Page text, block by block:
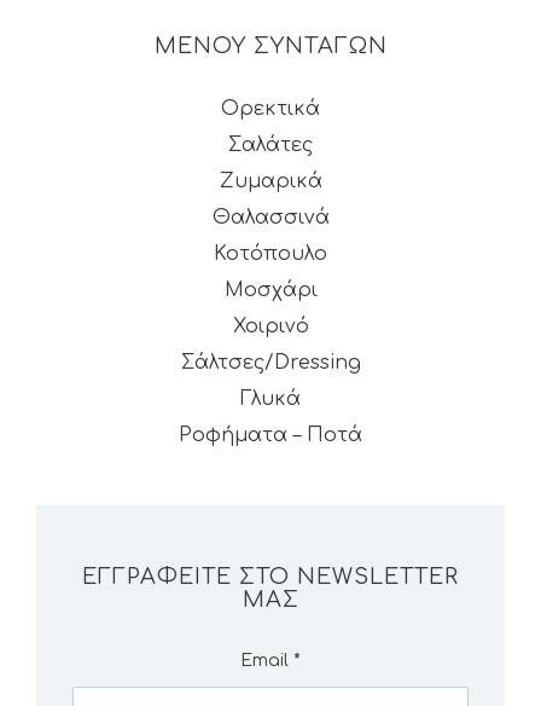
ΜΕΝΟΥ ΣΥΝΤΑΓΩΝ
Ορεκτικά
Σαλάτες
Ζυμαρικά
Θαλασσινά
Κοτόπουλο
Μοσχάρι
Χοιρινό
Σάλτσες/Dressing
Γλυκά
Ροφήματα – Ποτά
ΕΓΓΡΑΦΕΊΤΕ ΣΤΟ NEWSLETTER
ΜΑΣ
Email *